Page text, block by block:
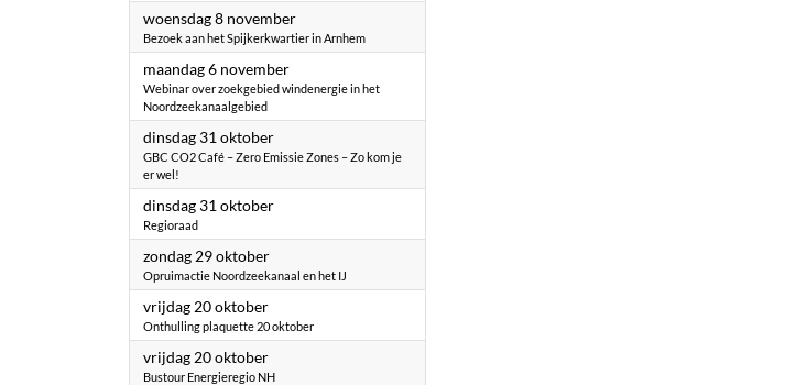
woensdag 8 november2023
Bezoek aan het Spijkerkwartier in Arnhem
maandag 6 november2023
Webinar over zoekgebied windenergie in het
Noordzeekanaalgebied
dinsdag 31 oktober2023
GBC CO2 Café – Zero Emissie Zones – Zo kom je
er wel!
dinsdag 31 oktober2023
Regioraad
zondag 29 oktober2023
Opruimactie Noordzeekanaal en het IJ
vrijdag 20 oktober2023
Onthulling plaquette 20 oktober
vrijdag 20 oktober2023
Bustour Energieregio NH